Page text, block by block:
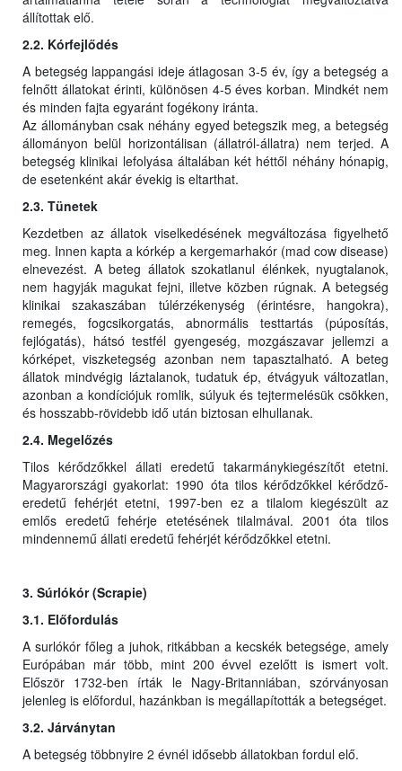
állítottak elő.
2.2. Kórfejlődés
A betegség lappangási ideje átlagosan 3-5 év, így a betegség a
felnőtt állatokat érinti, különösen 4-5 éves korban. Mindkét nem
és minden fajta egyaránt fogékony iránta.
Az állományban csak néhány egyed betegszik meg, a betegség
állományon belül horizontálisan (állatról-állatra) nem terjed. A
betegség klinikai lefolyása általában két héttől néhány hónapig,
de esetenként akár évekig is eltarthat.
2.3. Tünetek
Kezdetben az állatok viselkedésének megváltozása figyelhető
meg. Innen kapta a kórkép a kergemarhakór (mad cow disease)
elnevezést. A beteg állatok szokatlanul élénkek, nyugtalanok,
nem hagyják magukat fejni, illetve közben rúgnak. A betegség
klinikai szakaszában túlérzékenység (érintésre, hangokra),
remegés, fogcsikorgatás, abnormális testtartás (púposítás,
fejlógatás), hátsó testfél gyengeség, mozgászavar jellemzi a
kórképet, viszketegség azonban nem tapasztalható. A beteg
állatok mindvégig láztalanok, tudatuk ép, étvágyuk változatlan,
azonban a kondíciójuk romlik, súlyuk és tejtermelésük csökken,
és hosszabb-rövidebb idő után biztosan elhullanak.
2.4. Megelőzés
Tilos kérődzőkkel állati eredetű takarmánykiegészítőt etetni.
Magyarországi gyakorlat: 1990 óta tilos kérődzőkkel kérődző-
eredetű fehérjét etetni, 1997-ben ez a tilalom kiegészült az
emlős eredetű fehérje etetésének tilalmával. 2001 óta tilos
mindennemű állati eredetű fehérjét kérődzőkkel etetni.
3. Súrlókór (Scrapie)
3.1. Előfordulás
A surlókór főleg a juhok, ritkábban a kecskék betegsége, amely
Európában már több, mint 200 évvel ezelőtt is ismert volt.
Először 1732-ben írták le Nagy-Britanniában, szórványosan
jelenleg is előfordul, hazánkban is megállapították a betegséget.
3.2. Járványtan
A betegség többnyire 2 évnél idősebb állatokban fordul elő.